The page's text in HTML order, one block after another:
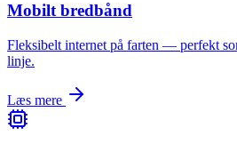
Mobilt bredbånd
Fleksibelt internet på farten — perfekt
linje.
Læs mere